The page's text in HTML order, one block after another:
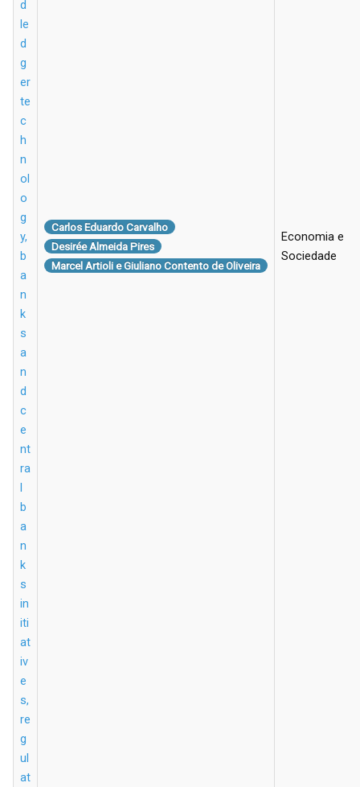
d
le
d
g
er
te
c
h
n
ol
o
g
y,
b
a
n
k
s
a
n
d
c
e
nt
ra
l
b
a
n
k
s
in
iti
at
iv
e
s,
re
g
ul
at
Carlos Eduardo Carvalho
Desirée Almeida Pires
Marcel Artioli e Giuliano Contento de Oliveira
Economia e
Sociedade